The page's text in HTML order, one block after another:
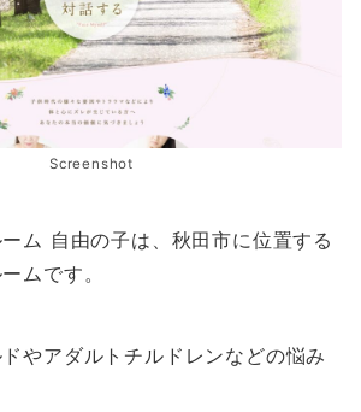
Screenshot
ム 自由の子は、秋田市に位置する
ムです。
やアダルトチルドレンなどの悩み